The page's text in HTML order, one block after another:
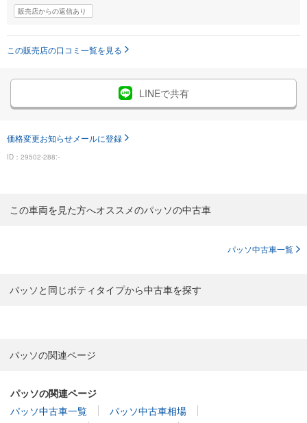
販売店からの返信あり
この販売店の口コミ一覧を見る
LINEで共有
価格変更お知らせメールに登録
ID：29502-288:-
この車両を見た方へオススメのパッソの中古車
パッソ中古車一覧
パッソと同じボティタイプから中古車を探す
パッソの関連ページ
パッソの関連ページ
パッソ中古車一覧
パッソ中古車相場